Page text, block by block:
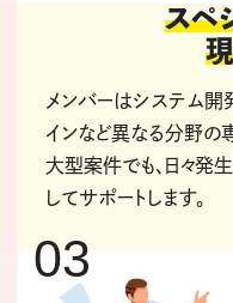
スペ
メンバーはシステム開
インなど異なる分野の
大型案件でも、日々発
してサポートします。
03